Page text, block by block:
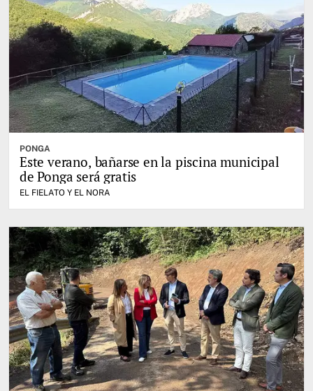
PONGA
Este verano, bañarse en la piscina municipal
de Ponga será gratis
EL FIELATO Y EL NORA